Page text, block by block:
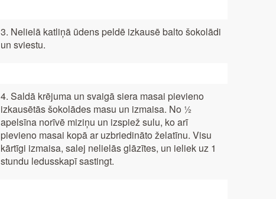
3. Nelielā katliņā ūdens peldē izkausē balto šokolādi
un sviestu.
4. Saldā krējuma un svaigā siera masai pievieno
izkausētās šokolādes masu un izmaisa. No ½
apelsīna norīvē miziņu un izspiež sulu, ko arī
pievieno masai kopā ar uzbriedināto želatīnu. Visu
kārtīgi izmaisa, salej nelielās glāzītes, un ieliek uz 1
stundu ledusskapī sastingt.